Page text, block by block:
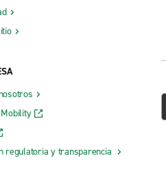
regulatoria y transparencia